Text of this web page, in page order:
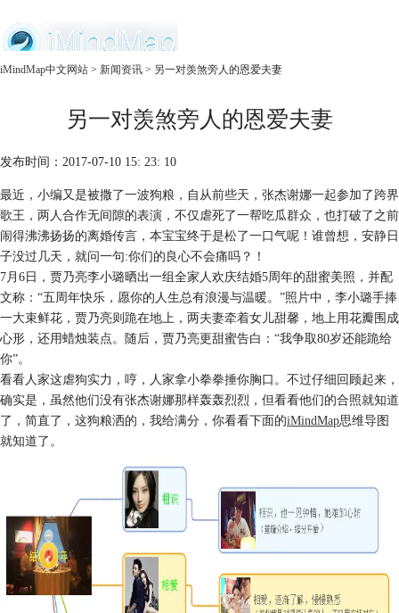
服务
iMindMap中文网站 > 新闻资讯 > 另一对羡煞旁人的恩爱夫妻
另一对羡煞旁人的恩爱夫妻
发布时间：2017-07-10 15: 23: 10
最近，小编又是被撒了一波狗粮，自从前些天，张杰谢娜一起参加了跨界
歌王，两人合作无间隙的表演，不仅虐死了一帮吃瓜群众，也打破了之前
闹得沸沸扬扬的离婚传言，本宝宝终于是松了一口气呢！谁曾想，安静日
子没过几天，就问一句:你们的良心不会痛吗？！
7月6日，贾乃亮李小璐晒出一组全家人欢庆结婚5周年的甜蜜美照，并配
文称：“五周年快乐，愿你的人生总有浪漫与温暖。”照片中，李小璐手捧
一大束鲜花，贾乃亮则跪在地上，两夫妻牵着女儿甜馨，地上用花瓣围成
心形，还用蜡烛装点。随后，贾乃亮更甜蜜告白：“我争取80岁还能跪给
你”。
看看人家这虐狗实力，哼，人家拿小拳拳捶你胸口。不过仔细回顾起来，
确实是，虽然他们没有张杰谢娜那样轰轰烈烈，但看看他们的合照就知道
了，简直了，这狗粮洒的，我给满分，你看看下面的iMindMap思维导图
就知道了。